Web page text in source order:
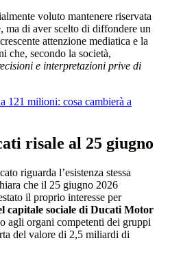
voluto mantenere riservata
ma di aver scelto di diffondere un
attenzione mediatica e la
che, secondo la società,
e interpretazioni prive di
121 milioni: cosa cambierà a
risale al 25 giugno
riguarda l’esistenza stessa
che il 25 giugno 2026
il proprio interesse per
capitale sociale di Ducati Motor
agli organi competenti dei gruppi
del valore di 2,5 miliardi di